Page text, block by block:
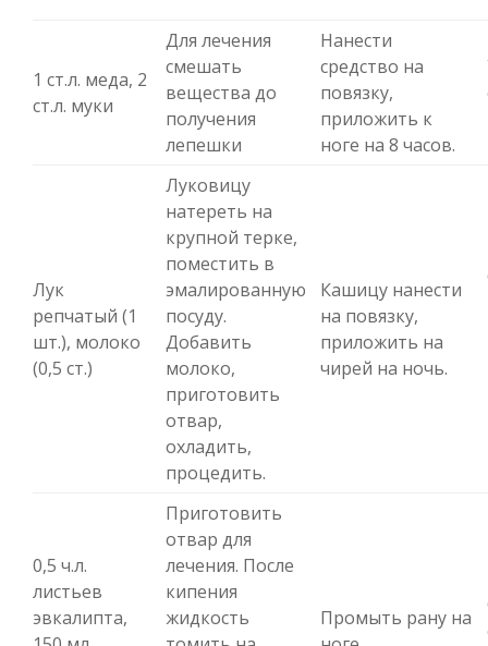
1 ст.л. меда, 2
ст.л. муки
Для лечения
смешать
вещества до
получения
лепешки
Нанести
средство на
повязку,
приложить к
ноге на 8 часов.
Лук
репчатый (1
шт.), молоко
(0,5 ст.)
Луковицу
натереть на
крупной терке,
поместить в
эмалированную
посуду.
Добавить
молоко,
приготовить
отвар,
охладить,
процедить.
Кашицу нанести
на повязку,
приложить на
чирей на ночь.
0,5 ч.л.
листьев
эвкалипта,
Приготовить
отвар для
лечения. После
кипения
жидкость
Промыть рану на